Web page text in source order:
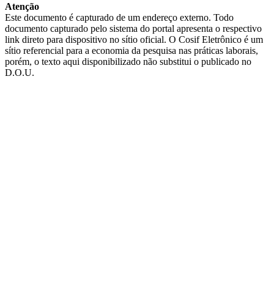
Atenção
Este documento é capturado de um endereço externo. Todo
documento capturado pelo sistema do portal apresenta o respectivo
link direto para dispositivo no sítio oficial. O Cosif Eletrônico é um
sítio referencial para a economia da pesquisa nas práticas laborais,
porém, o texto aqui disponibilizado não substitui o publicado no
D.O.U.